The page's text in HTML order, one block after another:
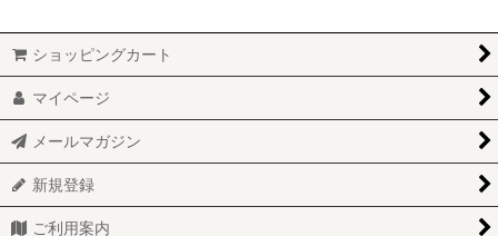
ショッピングカート
マイページ
メールマガジン
新規登録
ご利用案内